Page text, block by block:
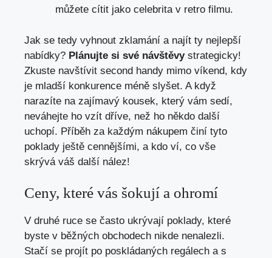
můžete cítit jako⁢ celebrita v retro filmu.
Jak se tedy vyhnout zklamání ⁤a‌ najít ⁣ty‌ nejlepší
nabídky?‌ Plánujte si své ‍návštěvystrategicky!
Zkuste navštívit second handy mimo‌ víkend, kdy
je mladší konkurence méně slyšet. A když
narazíte na zajímavý kousek, který vám sedí,
neváhejte ho ‌vzít⁤ dříve, než ⁤ho někdo další
uchopí. Příběh za každým nákupem činí tyto
poklady ještě cennějšími, a​ kdo ví,⁤ co vše
skrývá ‌váš další nález!
Ceny, které vás šokují a ohromí
V ⁣druhé ruce‍ se často ukrývají poklady, které
byste v běžných obchodech nikde nenalezli.
Stačí se projít ​po poskládaných regálech ⁣a s